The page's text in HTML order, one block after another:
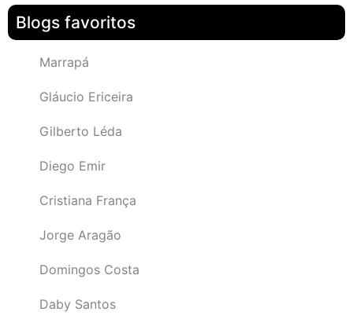
Blogs favoritos
Marrapá
Gláucio Ericeira
Gilberto Léda
Diego Emir
Cristiana França
Jorge Aragão
Domingos Costa
Daby Santos